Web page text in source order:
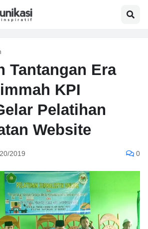
Tantangan Era
KPI
Pelatihan
Website
2019 0